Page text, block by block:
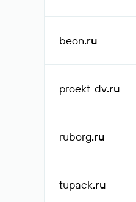
beon.ru
proekt-dv.ru
ruborg.ru
tupack.ru